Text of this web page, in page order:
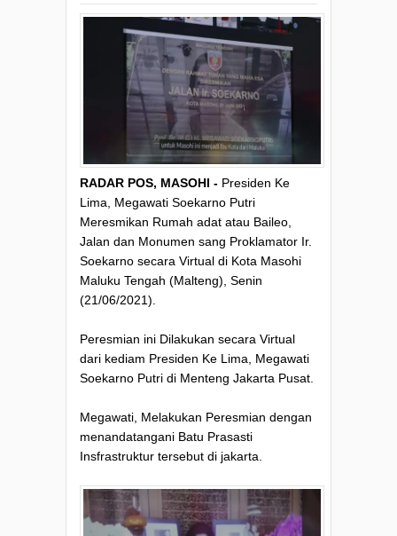
RADAR POS, MASOHI - Presiden Ke
Lima, Megawati Soekarno Putri
Meresmikan Rumah adat atau Baileo,
Jalan dan Monumen sang Proklamator Ir.
Soekarno secara Virtual di Kota Masohi
Maluku Tengah (Malteng), Senin
(21/06/2021).
Peresmian ini Dilakukan secara Virtual
dari kediam Presiden Ke Lima, Megawati
Soekarno Putri di Menteng Jakarta Pusat.
Megawati, Melakukan Peresmian dengan
menandatangani Batu Prasasti
Insfrastruktur tersebut di jakarta.